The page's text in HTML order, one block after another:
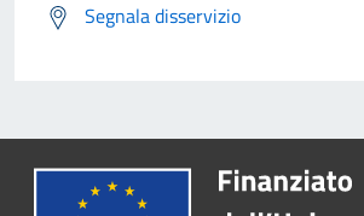
Segnala disservizio